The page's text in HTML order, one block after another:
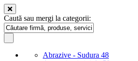
Caută sau mergi la categorii:
Abrazive - Sudura 48